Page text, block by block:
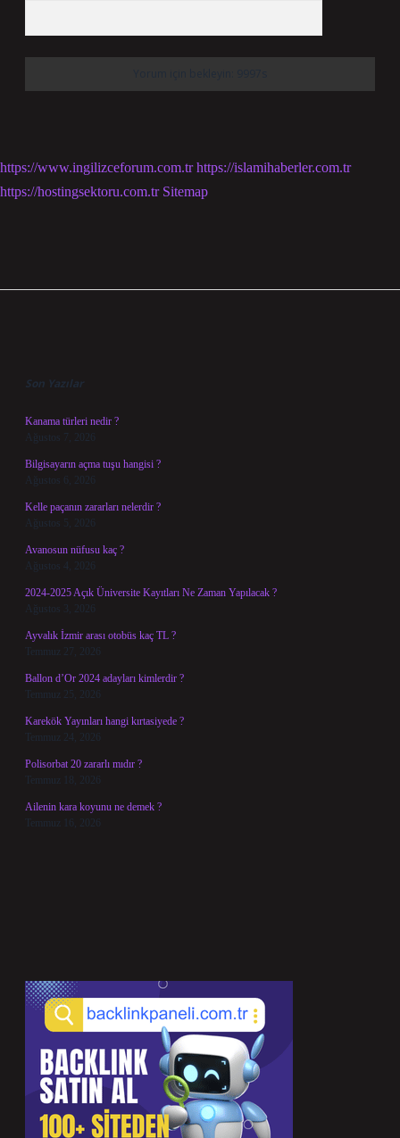
https://www.ingilizceforum.com.tr https://islamihaberler.com.tr
https://hostingsektoru.com.tr Sitemap
Son Yazılar
Kanama türleri nedir ?
Ağustos 7, 2026
Bilgisayarın açma tuşu hangisi ?
Ağustos 6, 2026
Kelle paçanın zararları nelerdir ?
Ağustos 5, 2026
Avanosun nüfusu kaç ?
Ağustos 4, 2026
2024-2025 Açık Üniversite Kayıtları Ne Zaman Yapılacak ?
Ağustos 3, 2026
Ayvalık İzmir arası otobüs kaç TL ?
Temmuz 27, 2026
Ballon d’Or 2024 adayları kimlerdir ?
Temmuz 25, 2026
Karekök Yayınları hangi kırtasiyede ?
Temmuz 24, 2026
Polisorbat 20 zararlı mıdır ?
Temmuz 18, 2026
Ailenin kara koyunu ne demek ?
Temmuz 16, 2026